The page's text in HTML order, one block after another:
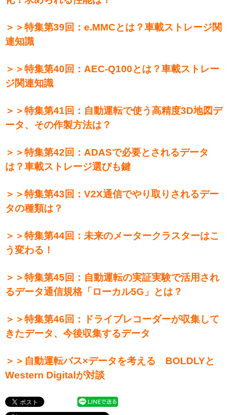
＞＞特集第39回：e.MMCとは？車載ストレージ関
連知識
＞＞特集第40回：AEC-Q100とは？車載ストレー
ジ関連知識
＞＞特集第41回：自動運転で使う高精度3D地図デ
ータ、その作製方法は？
＞＞特集第42回：ADASで必要とされるデータ
は？車載ストレージ選びも鍵
＞＞特集第43回：V2X通信でやり取りされるデー
タの種類は？
＞＞特集第44回：未来のメータークラスターはこ
う変わる！
＞＞特集第45回：自動運転の実証実験で活用され
るデータ通信規格「ローカル5G」とは？
＞＞特集第46回：ドライブレコーダーが収集して
きたデータ、今後収集するデータ
＞＞自動運転バス×データを考える BOLDLYと
Western Digitalが対談